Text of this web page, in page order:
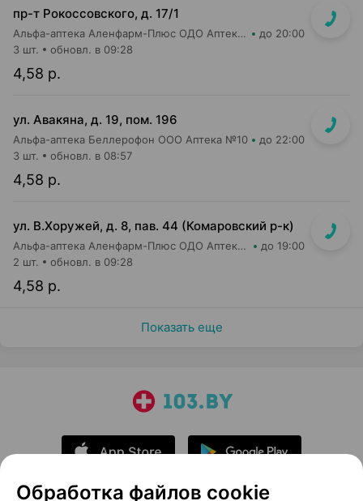
пр-т Рокоссовского, д. 17/1
Альфа-аптека Аленфарм-Плюс ОДО Аптека №1 до 20:00
4,58 р.
3 шт. обновл. в 09:28
ул. Авакяна, д. 19, пом. 196
Альфа-аптека Беллерофон ООО Аптека №10 до 22:00
4,58 р.
3 шт. обновл. в 08:57
ул. В.Хоружей, д. 8, пав. 44 (Комаровский р-к)
Альфа-аптека Аленфарм-Плюс ОДО Аптека №15 до 19:00
4,58 р.
2 шт. обновл. в 09:28
Показать еще
Обработка файлов cookie